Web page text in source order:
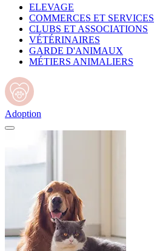
ELEVAGE
COMMERCES ET SERVICES
CLUBS ET ASSOCIATIONS
VÉTÉRINAIRES
GARDE D'ANIMAUX
MÉTIERS ANIMALIERS
Adoption